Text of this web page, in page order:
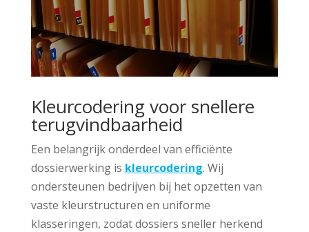
Kleurcodering voor snellere
terugvindbaarheid
Een belangrijk onderdeel van efficiënte
dossierwerking is kleurcodering. Wij
ondersteunen bedrijven bij het opzetten van
vaste kleurstructuren en uniforme
klasseringen, zodat dossiers sneller herkend